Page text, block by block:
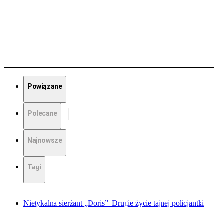
Powiązane
Polecane
Najnowsze
Tagi
Nietykalna sierżant „Doris”. Drugie życie tajnej policjantki